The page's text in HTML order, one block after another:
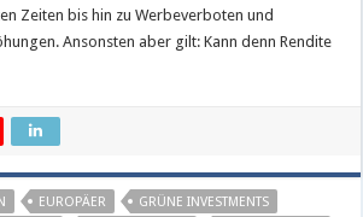
Zeiten bis hin zu Werbeverboten und
Ansonsten aber gilt: Kann denn Rendite
EUROPÄER
GRÜNE INVESTMENTS